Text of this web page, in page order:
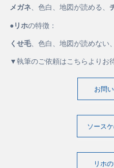
メガネ 、色白、地図が読める、
●リホの特徴：
くせ毛、色白、地図が読めない、
▼執筆のご依頼はこちらよりお
お問
ソース
リホ